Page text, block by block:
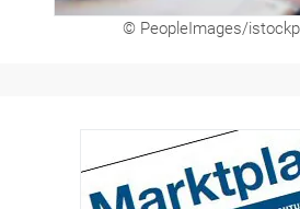
© PeopleImages/